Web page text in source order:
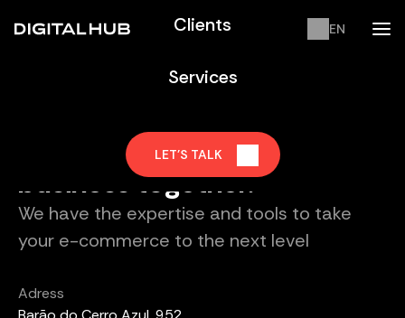
Clients
Services
LET'S TALK
EN
Let's transform your
business together.
We have the expertise and tools to take
your e-commerce to the next level
Adress